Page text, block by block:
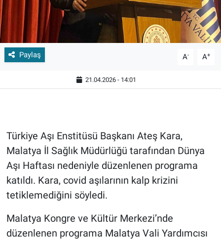
Paylaş A- A+
21.04.2026 - 14:01
Türkiye Aşı Enstitüsü Başkanı Ateş Kara,
Malatya İl Sağlık Müdürlüğü tarafından Dünya
Aşı Haftası nedeniyle düzenlenen programa
katıldı. Kara, covid aşılarının kalp krizini
tetiklemediğini söyledi.
Malatya Kongre ve Kültür Merkezi’nde
düzenlenen programa Malatya Vali Yardımcısı